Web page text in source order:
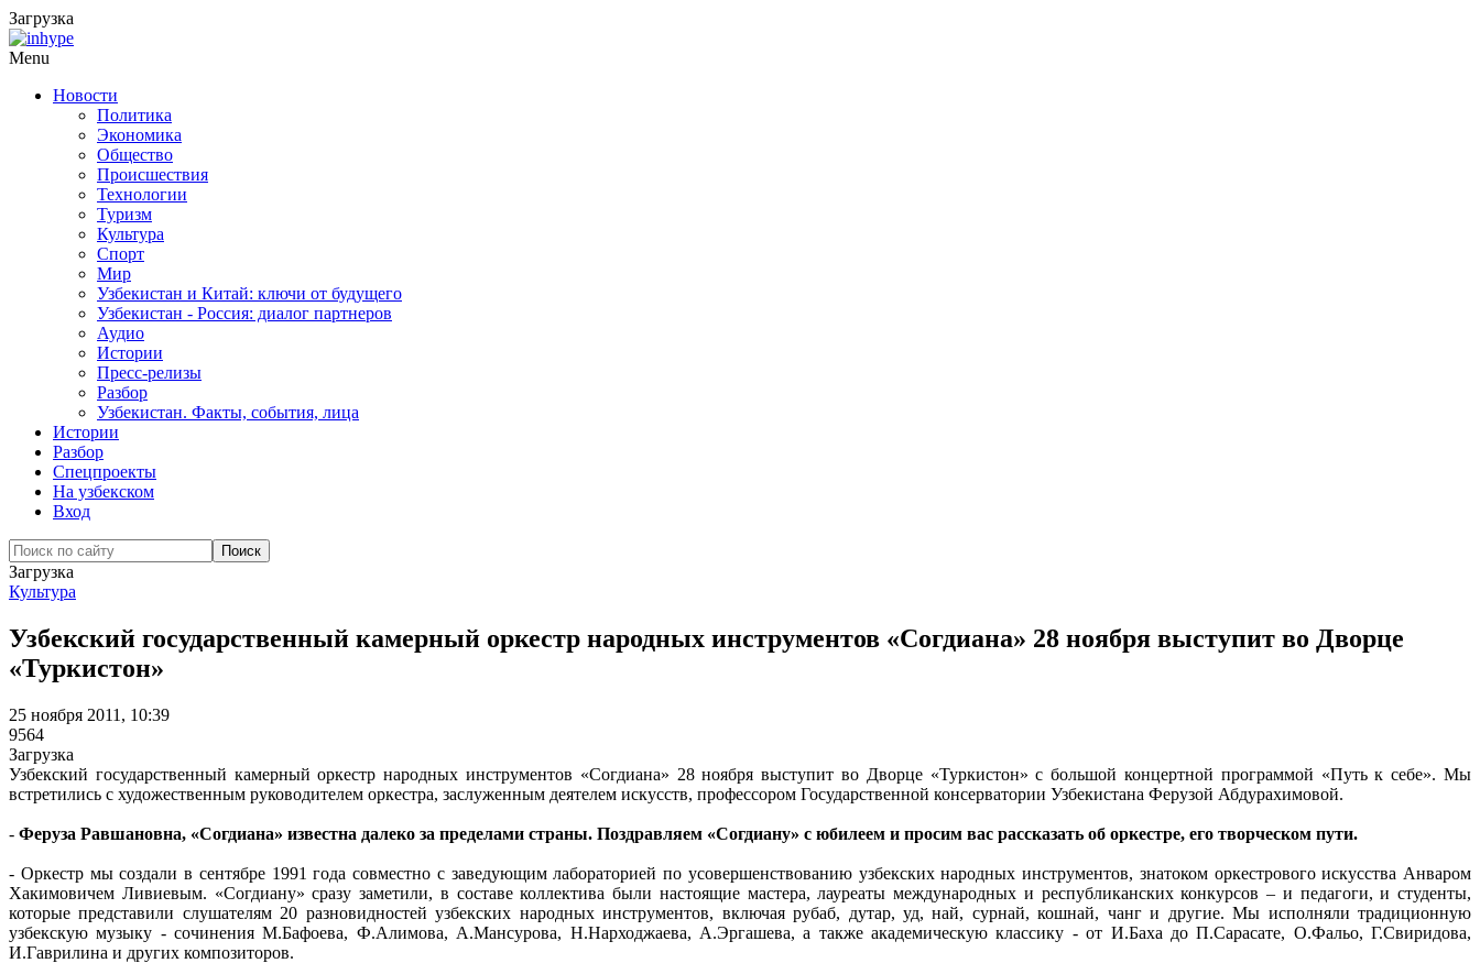
Загрузка
Menu
Новости
Политика
Экономика
Общество
Происшествия
Технологии
Туризм
Культура
Спорт
Мир
Узбекистан и Китай: ключи от будущего
Узбекистан - Россия: диалог партнеров
Аудио
Истории
Пресс-релизы
Разбор
Узбекистан. Факты, события, лица
Истории
Разбор
Спецпроекты
На узбекском
Вход
Загрузка
Культура
Узбекский государственный камерный оркестр народных инструментов «Согдиана» 28 ноября выступит во Дворце
«Туркистон»
25 ноября 2011, 10:39
9564
Загрузка
Узбекский государственный камерный оркестр народных инструментов «Согдиана» 28 ноября выступит во Дворце «Туркистон» с большой концертной программой «Путь к себе». Мы
встретились с художественным руководителем оркестра, заслуженным деятелем искусств, профессором Государственной консерватории Узбекистана Ферузой Абдурахимовой.
- Феруза Равшановна, «Согдиана» известна далеко за пределами страны. Поздравляем «Согдиану» с юбилеем и просим вас рассказать об оркестре, его творческом пути.
- Оркестр мы создали в сентябре 1991 года совместно с заведующим лабораторией по усовершенствованию узбекских народных инструментов, знатоком оркестрового искусства Анваром
Хакимовичем Ливиевым. «Согдиану» сразу заметили, в составе коллектива были настоящие мастера, лауреаты международных и республиканских конкурсов – и педагоги, и студенты,
которые представили слушателям 20 разновидностей узбекских народных инструментов, включая рубаб, дутар, уд, най, сурнай, кошнай, чанг и другие. Мы исполняли традиционную
узбекскую музыку - сочинения М.Бафоева, Ф.Алимова, А.Мансурова, Н.Нарходжаева, А.Эргашева, а также академическую классику - от И.Баха до П.Сарасате, О.Фальо, Г.Свиридова,
И.Гаврилина и других композиторов.